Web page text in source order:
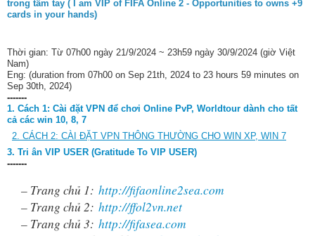
trong tầm tay ( I am VIP of FIFA Online 2 - Opportunities to owns +9
cards in your hands)
Thời gian: Từ 07h00 ngày 21/9/2024 ~ 23h59 ngày 30/9/2024 (giờ Việt
Nam)
Eng: (duration from 07h00 on Sep 21th, 2024 to 23 hours 59 minutes on
Sep 30th, 2024)
-------
1. Cách 1: Cài đặt VPN để chơi Online PvP, Worldtour dành cho tất
cả các win 10, 8, 7
2. CÁCH 2: CÀI ĐẶT VPN THÔNG THƯỜNG CHO WIN XP, WIN 7
3. Tri ân VIP USER (Gratitude To VIP USER)
-------
– Trang chủ 1: http://fifaonline2sea.com
– Trang chủ 2: http://ffol2vn.net
– Trang chủ 3: http://fifasea.com